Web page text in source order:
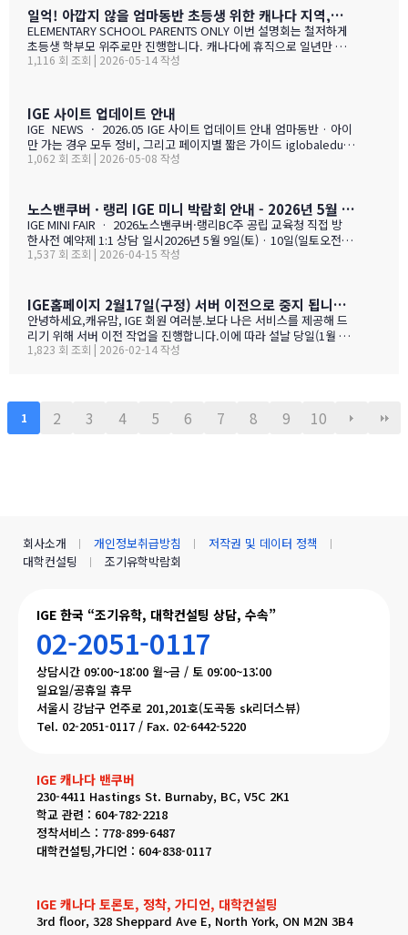
내드리겟습니다.
일억! 아깝지 않을 엄마동반 초등생 위한 캐나다 지역,학교 선택 설명회 5월28(목)
ELEMENTARY SCHOOL PARENTS ONLY 이번 설명회는 철저하게
초등생 학부모 위주로만 진행합니다. 캐나다에 휴직으로 일년만 가
야 하는 가족, 초등생 영어교육 · 북미체험 · 가족 휴식을 위해 캐나
1,116 회 조회 | 2026-05-14 작성
IGE 사이트 업데이트 안내
IGE NEWS · 2026.05 IGE 사이트 업데이트 안내 엄마동반 · 아이
만 가는 경우 모두 정비, 그리고 페이지별 짧은 가이드 iglobaleduca
tion.org 가 새로 업데이트되었습니다. 이번에는 "엄마동반"과 "아
학비 + 2베드 기준 렌트비 + 자녀 한 명 기준 생활비를 모두 합친 1년
예산을 교육청별로 비교해 보실 수 있습니다. 추천 사립학교와 유학
맘들의 리얼한 후기도 같은 페이지에 함께 모았습니다. 자녀가 혼자
가는 경우, 홈스테이·보딩스쿨·관리형 세 가지 형태를 한 …
1,062 회 조회 | 2026-05-08 작성
노스밴쿠버 · 랭리 IGE 미니 박람회 안내 - 2026년 5월 9일(토) · 10일(일)
IGE MINI FAIR · 2026노스밴쿠버·랭리BC주 공립 교육청 직접 방
한사전 예약제 1:1 상담 일시2026년 5월 9일(토) · 10일(일토오전 1
1시 — 오후 3시장소IGE 도곡동 사무실서울시 강남구 언주로 201, 2
가등록 폼으로 이동합니다SECTION 01 · 방한 교육청노스밴쿠버
교육청NORTH VANCOUVER · SD 44 밴쿠버 다운타운에서 Lions
Gate Bridge를 건너면 20분 내로 도착하는 근교 주거 중심 지역입
니다. 산·바다·숲이 어우러진 자연환경과, 밴쿠버 메트로 지역 중 가
1,537 회 조회 | 2026-04-15 작성
IGE홈페이지 2월17일(구정) 서버 이전으로 중지 됩니다.- 이해 부탁 드리며
안녕하세요,캐유맘, IGE 회원 여러분.보다 나은 서비스를 제공해 드
리기 위해 서버 이전 작업을 진행합니다.이에 따라 설날 당일(1월 29
일) 오전 중 IGE 홈페이지(iglobaleducation.org) 접속이 일시적으
1,823 회 조회 | 2026-02-14 작성
1 2 3 4 5 6 7 8 9 10
IGE 한국 “조기유학, 대학컨설팅 상담, 수속”
02-2051-0117
상담시간 09:00~18:00 월~금 / 토 09:00~13:00
일요일/공휴일 휴무
서울시 강남구 언주로 201,201호(도곡동 sk리더스뷰)
Tel. 02-2051-0117 / Fax. 02-6442-5220
IGE 캐나다 밴쿠버
230-4411 Hastings St. Burnaby, BC, V5C 2K1
학교 관련 : 604-782-2218
정착서비스 : 778-899-6487
대학컨설팅,가디언 : 604-838-0117
IGE 캐나다 토론토, 정착, 가디언, 대학컨설팅
3rd floor, 328 Sheppard Ave E, North York, ON M2N 3B4
회사소개 개인정보취급방침
저작권 및 데이터 정책
대학컨설팅
조기유학박람회